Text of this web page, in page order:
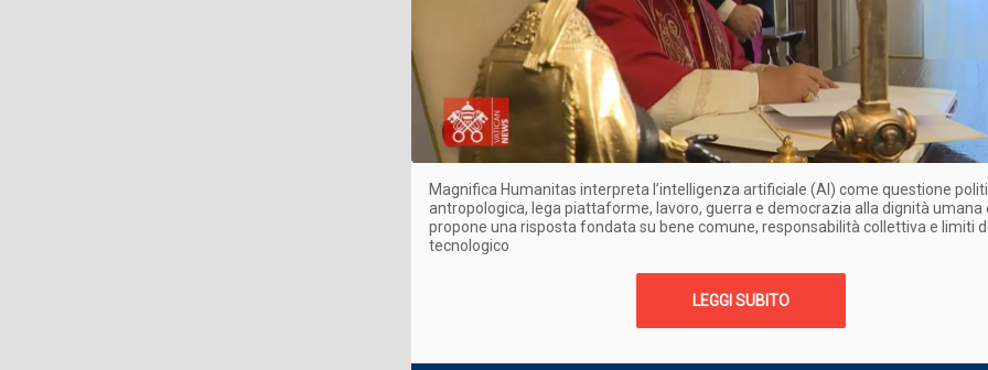
Magnifica Humanitas interpreta l’intelligenza artificiale (AI) come questione
antropologica, lega piattaforme, lavoro, guerra e democrazia alla dignità umana
propone una risposta fondata su bene comune, responsabilità collettiva e limiti
tecnologico
LEGGI SUBITO